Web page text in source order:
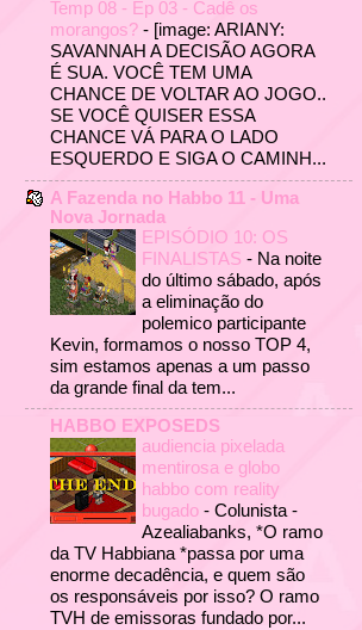
Temp 08 - Ep 03 - Cadê os
morangos? - [image: ARIANY:
SAVANNAH A DECISÃO AGORA
É SUA. VOCÊ TEM UMA
CHANCE DE VOLTAR AO JOGO..
SE VOCÊ QUISER ESSA
CHANCE VÁ PARA O LADO
ESQUERDO E SIGA O CAMINH...
A Fazenda no Habbo 11 - Uma
Nova Jornada
EPISÓDIO 10: OS
FINALISTAS - Na noite
do último sábado, após
a eliminação do
polemico participante
Kevin, formamos o nosso TOP 4,
sim estamos apenas a um passo
da grande final da tem...
HABBO EXPOSEDS
audiencia pixelada
mentirosa e globo
habbo com reality
bugado - Colunista -
Azealiabanks, *O ramo
da TV Habbiana *passa por uma
enorme decadência, e quem são
os responsáveis por isso? O ramo
TVH de emissoras fundado por...